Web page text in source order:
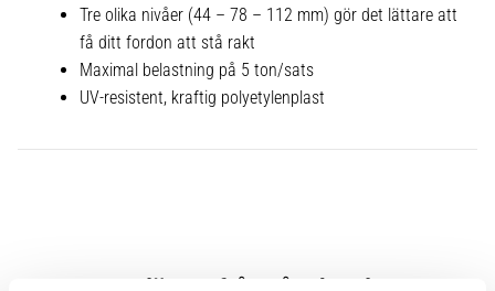
Tre olika nivåer (44 – 78 – 112 mm) gör det lättare att
få ditt fordon att stå rakt
Maximal belastning på 5 ton/sats
UV-resistent, kraftig polyetylenplast